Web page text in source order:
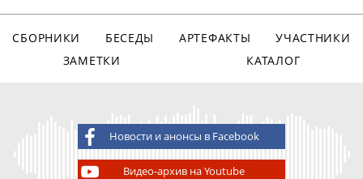
СБОРНИКИ БЕСЕДЫ АРТЕФАКТЫ
УЧАСТНИКИ
ЗАМЕТКИ
КАТАЛОГ
Новости и анонсы в Facebook
Видео-архив на Youtube